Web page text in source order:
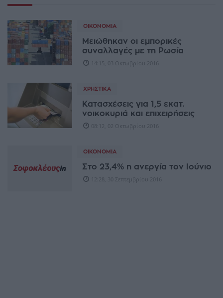
ΟΙΚΟΝΟΜΊΑ
Μειώθηκαν οι εμπορικές
συναλλαγές με τη Ρωσία
14:15, 03 Οκτωβρίου 2016
ΧΡΗΣΤΙΚΆ
Kατασχέσεις για 1,5 εκατ.
νοικοκυριά και επιχειρήσεις
08:12, 02 Οκτωβρίου 2016
ΟΙΚΟΝΟΜΊΑ
Στο 23,4% η ανεργία τον Ιούνιο
12:28, 30 Σεπτεμβρίου 2016